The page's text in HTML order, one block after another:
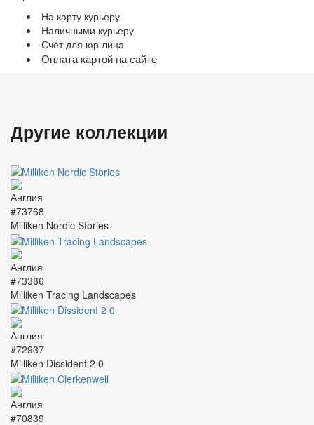
На карту курьеру
Наличными курьеру
Счёт для юр.лица
Оплата картой на сайте
Другие коллекции
#73768
Milliken Nordic Stories
#73386
Milliken Tracing Landscapes
#72937
Milliken Dissident 2 0
#70839